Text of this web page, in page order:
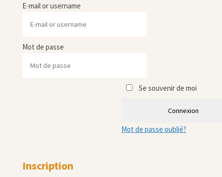
E-mail or username
Mot de passe
Se souvenir de moi
Connexion
Mot de passe oublié?
Inscription